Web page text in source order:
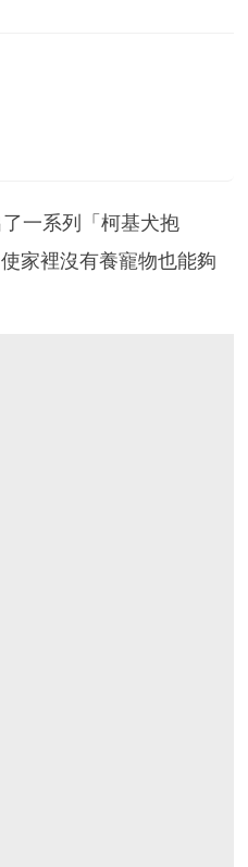
一系列「柯基犬抱
家裡沒有養寵物也能夠